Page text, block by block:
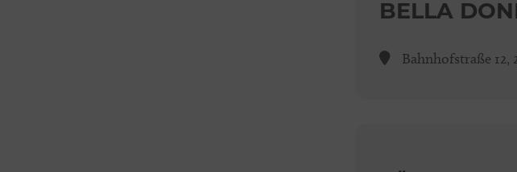
BELLA
Bahnhofstraße 12,